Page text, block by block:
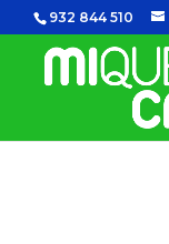
932 844 510